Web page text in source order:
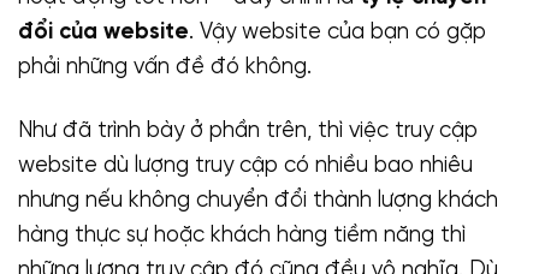
đổi của website. Vậy website của bạn có gặp
phải những vấn đề đó không.
Như đã trình bày ở phần trên, thì việc truy cập
website dù lượng truy cập có nhiều bao nhiêu
nhưng nếu không chuyển đổi thành lượng khách
hàng thực sự hoặc khách hàng tiềm năng thì